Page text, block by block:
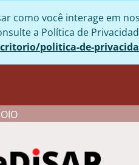
como você interage em
a Política de
politica-de-